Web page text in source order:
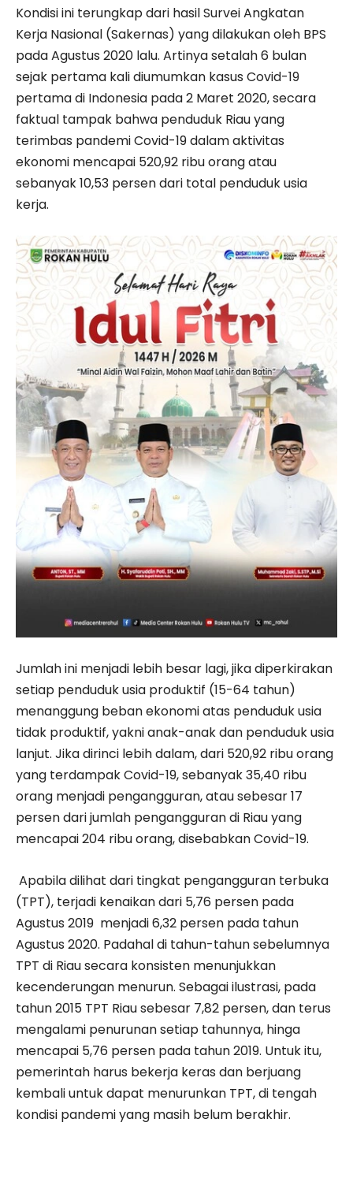
Kondisi ini terungkap dari hasil Survei Angkatan
Kerja Nasional (Sakernas) yang dilakukan oleh BPS
pada Agustus 2020 lalu. Artinya setalah 6 bulan
sejak pertama kali diumumkan kasus Covid-19
pertama di Indonesia pada 2 Maret 2020, secara
faktual tampak bahwa penduduk Riau yang
terimbas pandemi Covid-19 dalam aktivitas
ekonomi mencapai 520,92 ribu orang atau
sebanyak 10,53 persen dari total penduduk usia
kerja.
Jumlah ini menjadi lebih besar lagi, jika diperkirakan
setiap penduduk usia produktif (15-64 tahun)
menanggung beban ekonomi atas penduduk usia
tidak produktif, yakni anak-anak dan penduduk usia
lanjut. Jika dirinci lebih dalam, dari 520,92 ribu orang
yang terdampak Covid-19, sebanyak 35,40 ribu
orang menjadi pengangguran, atau sebesar 17
persen dari jumlah pengangguran di Riau yang
mencapai 204 ribu orang, disebabkan Covid-19.
Apabila dilihat dari tingkat pengangguran terbuka
(TPT), terjadi kenaikan dari 5,76 persen pada
Agustus 2019 menjadi 6,32 persen pada tahun
Agustus 2020. Padahal di tahun-tahun sebelumnya
TPT di Riau secara konsisten menunjukkan
kecenderungan menurun. Sebagai ilustrasi, pada
tahun 2015 TPT Riau sebesar 7,82 persen, dan terus
mengalami penurunan setiap tahunnya, hinga
mencapai 5,76 persen pada tahun 2019. Untuk itu,
pemerintah harus bekerja keras dan berjuang
kembali untuk dapat menurunkan TPT, di tengah
kondisi pandemi yang masih belum berakhir.